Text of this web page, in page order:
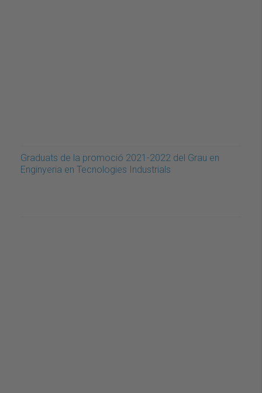
Graduats de la promoció 2021-2022 del Grau en
Enginyeria en Tecnologies Industrials